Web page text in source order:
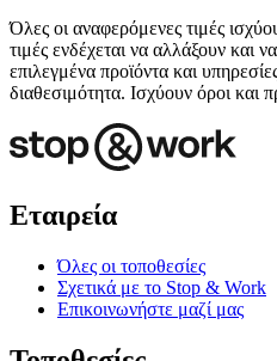
Όλες οι αναφερόμενες τιμές
τιμές ενδέχεται να αλλάξουν και
επιλεγμένα προϊόντα και
διαθεσιμότητα. Ισχύουν όροι και
Εταιρεία
Όλες οι τοποθεσίες
Σχετικά με το Stop & Work
Επικοινωνήστε μαζί μας